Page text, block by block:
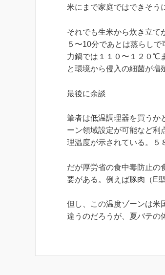
米にまで家庭ではできそう
それでも生米から炊き立て
５〜10分であとは蒸らし
力鍋では１１０〜１２０℃
と環境から侵入の細菌が増
最後に余談
筆者は低温調理器を買うか
ーン領域設定が可能など利
理温度が示されている。５
だが厚労省の食中毒防止
要がある。例えば豚肉（E
但し、この温度ゾーンは米
違うのだろうが、夏バテの